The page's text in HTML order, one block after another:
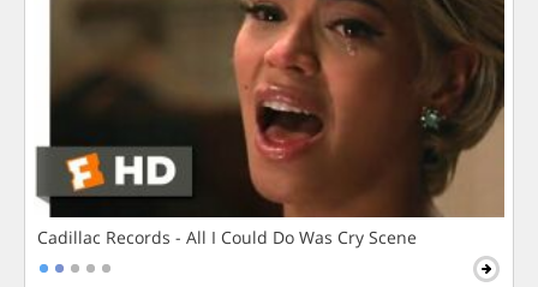
Cadillac Records - All I Could Do Was Cry Scene